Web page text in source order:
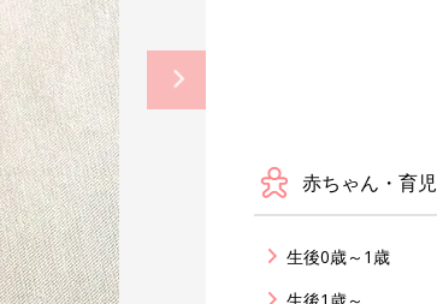
赤ちゃん・育児
生後0歳～1歳